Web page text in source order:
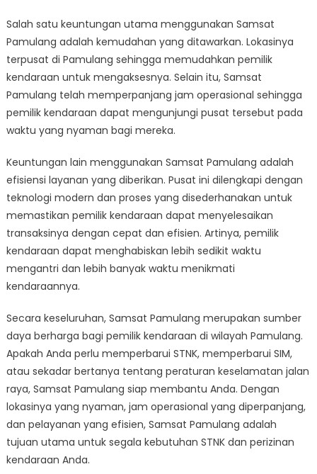
Salah satu keuntungan utama menggunakan Samsat
Pamulang adalah kemudahan yang ditawarkan. Lokasinya
terpusat di Pamulang sehingga memudahkan pemilik
kendaraan untuk mengaksesnya. Selain itu, Samsat
Pamulang telah memperpanjang jam operasional sehingga
pemilik kendaraan dapat mengunjungi pusat tersebut pada
waktu yang nyaman bagi mereka.
Keuntungan lain menggunakan Samsat Pamulang adalah
efisiensi layanan yang diberikan. Pusat ini dilengkapi dengan
teknologi modern dan proses yang disederhanakan untuk
memastikan pemilik kendaraan dapat menyelesaikan
transaksinya dengan cepat dan efisien. Artinya, pemilik
kendaraan dapat menghabiskan lebih sedikit waktu
mengantri dan lebih banyak waktu menikmati
kendaraannya.
Secara keseluruhan, Samsat Pamulang merupakan sumber
daya berharga bagi pemilik kendaraan di wilayah Pamulang.
Apakah Anda perlu memperbarui STNK, memperbarui SIM,
atau sekadar bertanya tentang peraturan keselamatan jalan
raya, Samsat Pamulang siap membantu Anda. Dengan
lokasinya yang nyaman, jam operasional yang diperpanjang,
dan pelayanan yang efisien, Samsat Pamulang adalah
tujuan utama untuk segala kebutuhan STNK dan perizinan
kendaraan Anda.